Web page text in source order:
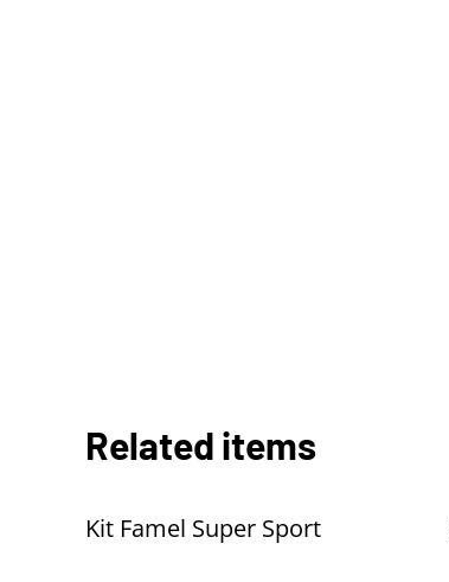
Related items
Kit Famel Super Sport